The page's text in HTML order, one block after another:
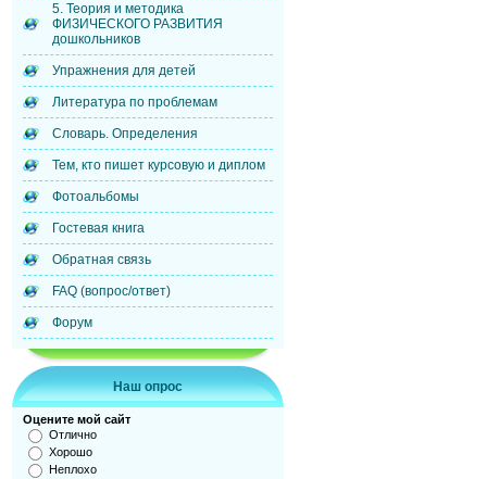
5. Теория и методика
ФИЗИЧЕСКОГО РАЗВИТИЯ
дошкольников
Упражнения для детей
Литература по проблемам
Словарь. Определения
Тем, кто пишет курсовую и диплом
Фотоальбомы
Гостевая книга
Обратная связь
FAQ (вопрос/ответ)
Форум
Наш опрос
Оцените мой сайт
Отлично
Хорошо
Неплохо